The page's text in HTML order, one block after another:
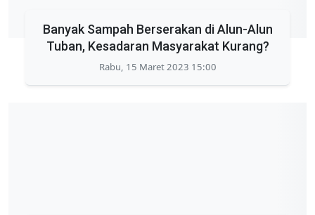
Banyak Sampah Berserakan di Alun-Alun
Tuban, Kesadaran Masyarakat Kurang?
Rabu, 15 Maret 2023 15:00